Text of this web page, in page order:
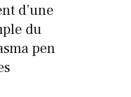
d’une
du
pen